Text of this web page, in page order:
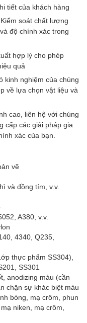
tiết của khách hàng
Kiểm soát chất lượng
độ chính xác trong
hợp lý cho phép
quả
kinh nghiệm của chúng
về lựa chọn vật liệu và
cao, liên hệ với chúng
cấp các giải pháp gia
xác của bạn.
vẽ
và đồng tím, v.v.
A380, v.v.
4340, Q235,
thực phẩm SS304),
SS301
anodizing màu (cần
chặn sự khác biệt màu
bóng, mạ crôm, phun
niken, mạ crôm,